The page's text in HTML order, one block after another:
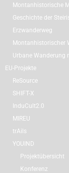
Montanhistorische
Geschichte der
Erzwanderweg
Montanhistorischer
Urbane Wanderung
EU-Projekte
ReSource
SHIFT-X
InduCult2.0
MIREU
trAils
YOUIND
Projektübersicht
Konferenz